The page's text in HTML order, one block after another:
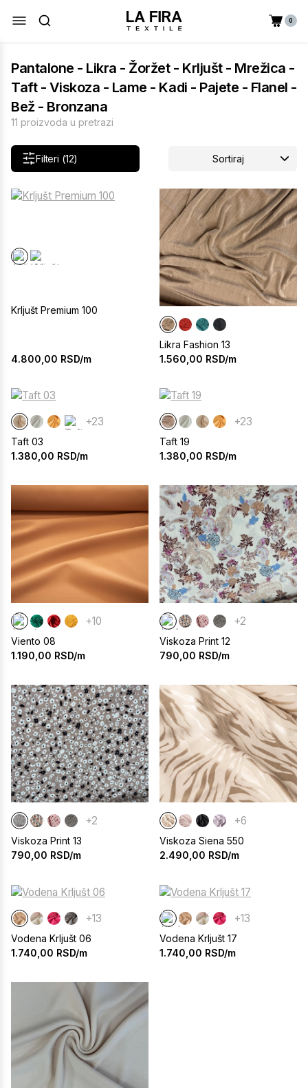
0
Pantalone - Likra - Žoržet - Krljušt - Mrežica -
Taft - Viskoza - Lame - Kadi - Pajete - Flanel -
Bež - Bronzana
11 proizvoda u pretrazi
Filteri (12) Sortiraj
Krljušt Premium 100
4.800,00 RSD/m
Likra Fashion 13
1.560,00 RSD/m
+23
Taft 03
1.380,00 RSD/m
+23
Taft 19
1.380,00 RSD/m
+10
Viento 08
1.190,00 RSD/m
+2
Viskoza Print 12
790,00 RSD/m
+2
Viskoza Print 13
790,00 RSD/m
+6
Viskoza Siena 550
2.490,00 RSD/m
+13
Vodena Krljušt 06
1.740,00 RSD/m
+13
Vodena Krljušt 17
1.740,00 RSD/m